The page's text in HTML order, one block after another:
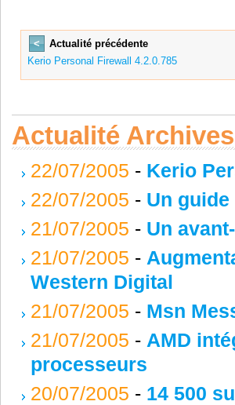
<
Actualité précédente
Kerio Personal Firewall 4.2.0.785
Actualité Archives
22/07/2005 - Kerio
22/07/2005 - Un
21/07/2005 - Un
21/07/2005 -
Western Digital
21/07/2005 - Msn
21/07/2005 - AMD
processeurs
20/07/2005 - 14 500